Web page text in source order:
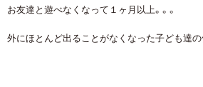
お友達と遊べなくなって１ヶ月以上。。。
外にほとんど出ることがなくなった子ども達